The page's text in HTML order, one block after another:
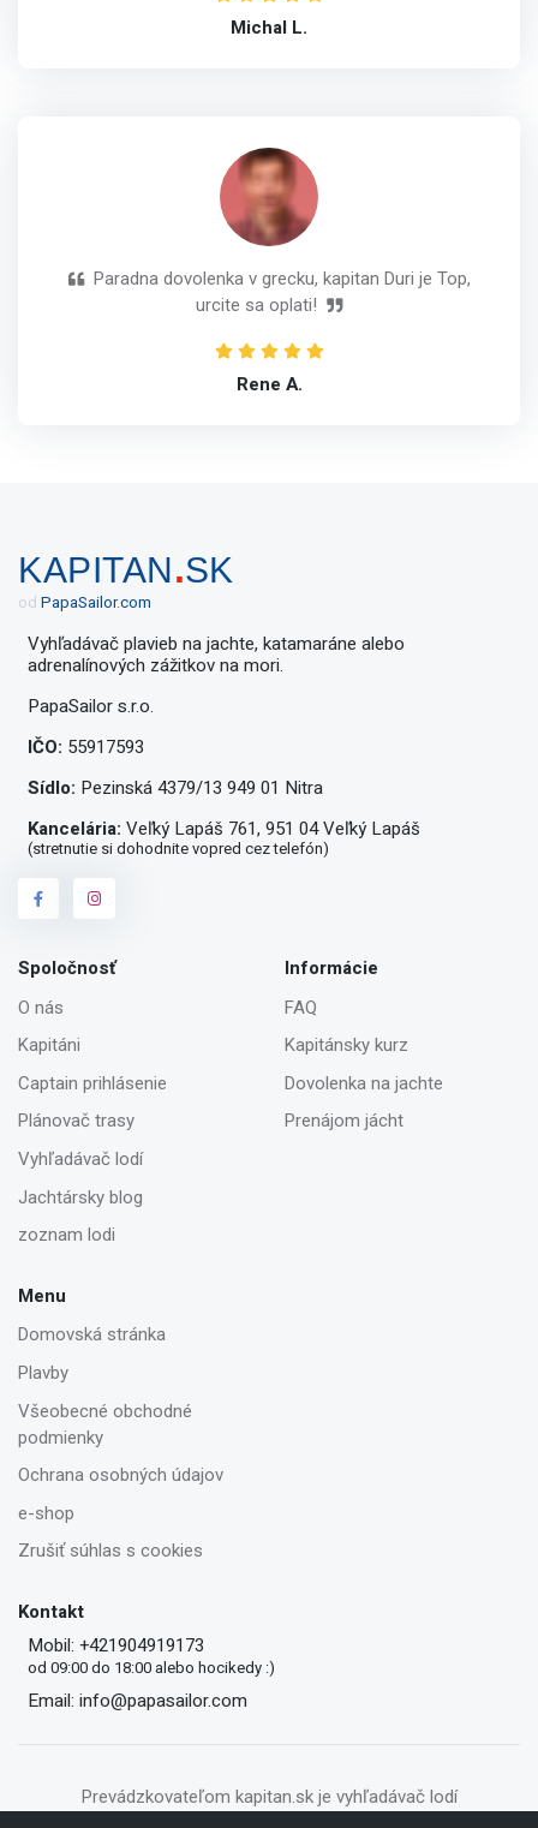
Michal L.
Paradna dovolenka v grecku, kapitan Duri je Top,
urcite sa oplati!
Rene A.
KAPITAN.SK
od PapaSailor.com
Vyhľadávač plavieb na jachte, katamaráne alebo
adrenalínových zážitkov na mori.
PapaSailor s.r.o.
IČO: 55917593
Sídlo: Pezinská 4379/13 949 01 Nitra
Kancelária: Veľký Lapáš 761, 951 04 Veľký Lapáš
(stretnutie si dohodnite vopred cez telefón)
Spoločnosť
O nás
Kapitáni
Captain prihlásenie
Plánovač trasy
Vyhľadávač lodí
Jachtársky blog
zoznam lodi
Informácie
FAQ
Kapitánsky kurz
Dovolenka na jachte
Prenájom jácht
Menu
Domovská stránka
Plavby
Všeobecné obchodné
podmienky
Ochrana osobných údajov
e-shop
Zrušiť súhlas s cookies
Kontakt
Mobil: +421904919173
od 09:00 do 18:00 alebo hocikedy :)
Email: info@papasailor.com
Prevádzkovateľom kapitan.sk je vyhľadávač lodí